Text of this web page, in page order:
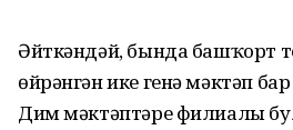
Әйткәндәй, бында башҡорт
өйрәнгән ике генә мәктәп
Дим мәктәптәре филиалы